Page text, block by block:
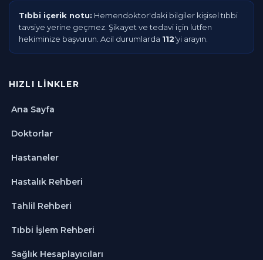
Tıbbi içerik notu: Hemendoktor'daki bilgiler kişisel tıbbi
tavsiye yerine geçmez. Şikayet ve tedavi için lütfen
hekiminize başvurun. Acil durumlarda 112'yi arayın.
HIZLI LINKLER
Ana Sayfa
Doktorlar
Hastaneler
Hastalık Rehberi
Tahlil Rehberi
Tıbbi İşlem Rehberi
Sağlık Hesaplayıcıları